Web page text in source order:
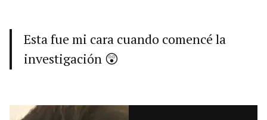
Esta fue mi cara cuando comencé la
investigación 😲